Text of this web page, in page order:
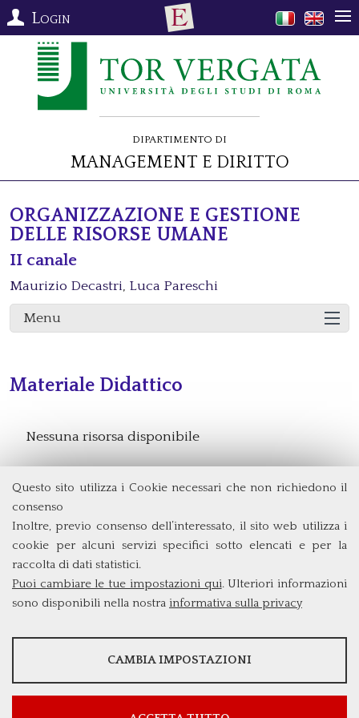
Questo sito utilizza i Cookie necessari che non richiedono il
consenso
Inoltre, previo consenso dell’interessato, il sito web utilizza i
cookie per alcuni servizi specifici sotto elencati e per la
raccolta di dati statistici.
Puoi cambiare le tue impostazioni qui. Ulteriori informazioni
sono disponibili nella nostra informativa sulla privacy
STATISTICHE
Mostra maggiori informazioni
CAMBIA IMPOSTAZIONI
Login
Dipartimento di
Management e Diritto
ORGANIZZAZIONE E GESTIONE
DELLE RISORSE UMANE
II canale
Maurizio Decastri, Luca Pareschi
Menu
Materiale Didattico
Nessuna risorsa disponibile
Università degli Studi di Roma Tor Vergata
Via Columbia, 2
segreteria@dmd.uniroma2.it